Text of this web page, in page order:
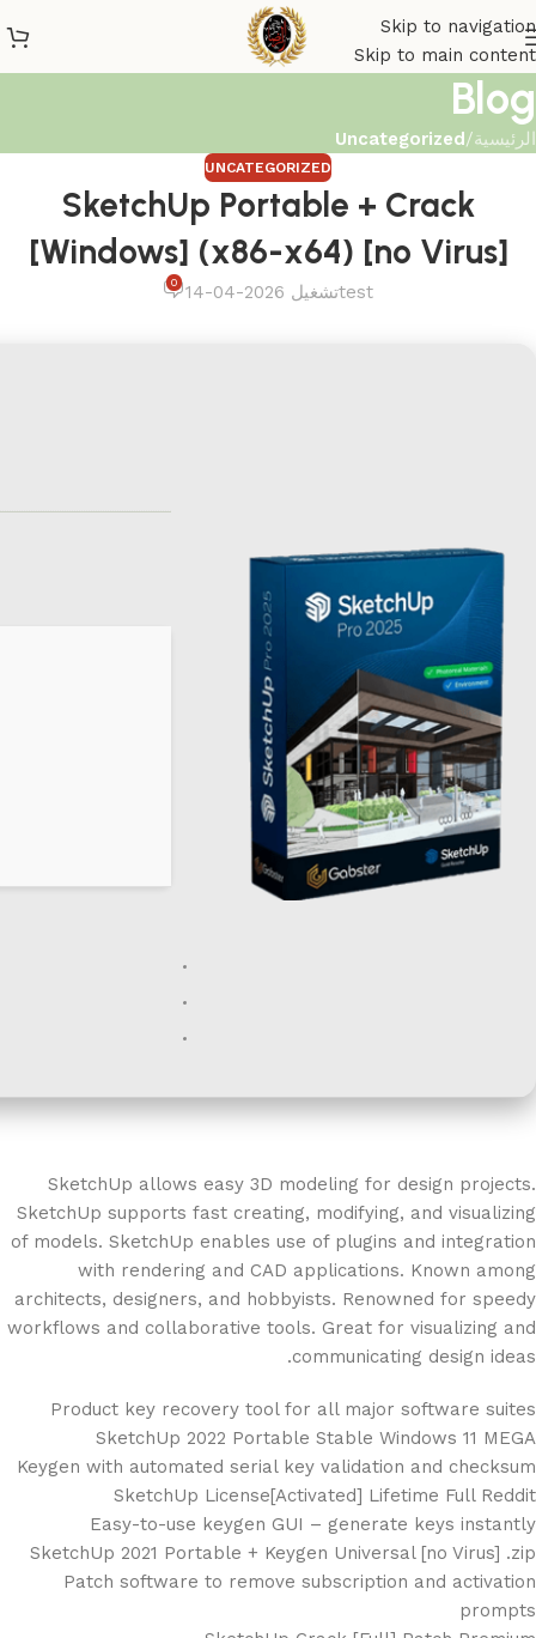
Skip to navigation
Skip to main content
Blog
الرئيسية/
Uncategorized
UNCATEGORIZED
SketchUp Portable + Crack
[Windows] (x86-x64) [no Virus]
testتشغيل 2026-04-14 0
SketchUp allows easy 3D modeling for design projects.
SketchUp supports fast creating, modifying, and visualizing
of models. SketchUp enables use of plugins and integration
with rendering and CAD applications. Known among
architects, designers, and hobbyists. Renowned for speedy
workflows and collaborative tools. Great for visualizing and
communicating design ideas.
Product key recovery tool for all major software suites
SketchUp 2022 Portable Stable Windows 11 MEGA
Keygen with automated serial key validation and checksum
SketchUp License[Activated] Lifetime Full Reddit
Easy-to-use keygen GUI – generate keys instantly
SketchUp 2021 Portable + Keygen Universal [no Virus] .zip
Patch software to remove subscription and activation
prompts